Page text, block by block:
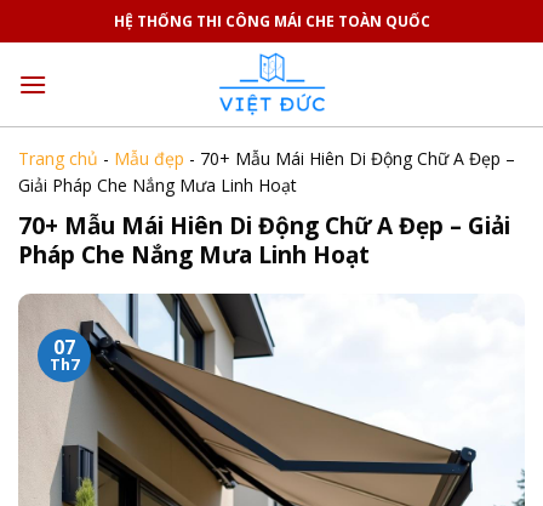
to
content
HỆ THỐNG THI CÔNG MÁI CHE TOÀN QUỐC
Trang chủ - Mẫu đẹp - 70+ Mẫu Mái Hiên Di Động Chữ A Đẹp –
Giải Pháp Che Nắng Mưa Linh Hoạt
70+ Mẫu Mái Hiên Di Động Chữ A Đẹp – Giải
Pháp Che Nắng Mưa Linh Hoạt
07
Th7